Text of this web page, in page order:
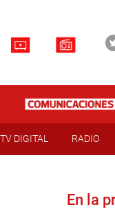
TV DIGITAL RADIO
En la